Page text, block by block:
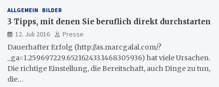
ALLGEMEIN BILDER
3 Tipps, mit denen Sie beruflich direkt durchstarten
12. Juli 2016
Presse
Dauerhafter Erfolg (http://as.marcgalal.com/?
_ga=1.259697229.652162433.1468305936) hat viele Ursachen.
Die richtige Einstellung, die Bereitschaft, auch Dinge zu tun,
die…